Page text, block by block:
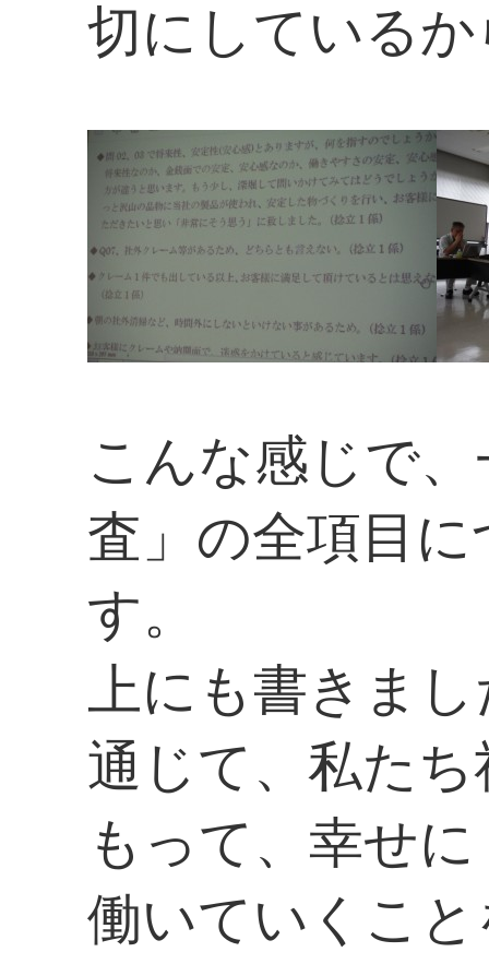
切にしている
こんな感じで
査」の全項目
す。
上にも書きま
通じて、私た
もって、幸せに
働いていくこ